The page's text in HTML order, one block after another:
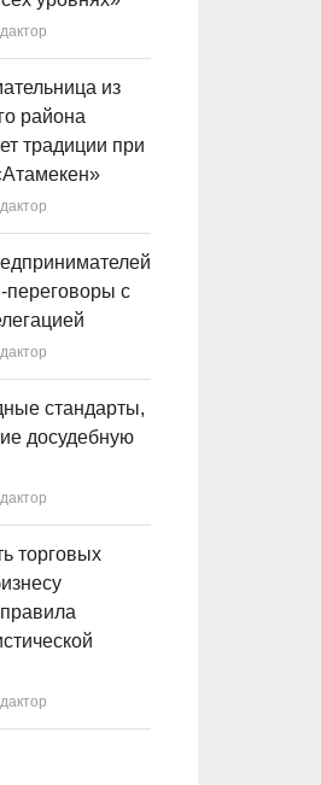
из
района
традиции при
с
стандарты,
досудебную
торговых